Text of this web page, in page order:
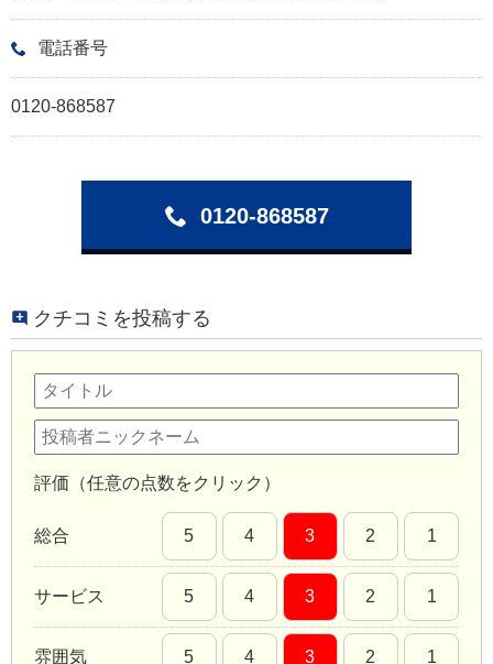
電話番号
0120-868587
0120-868587
クチコミを投稿する
評価（任意の点数をクリック）
総合 5 4 3 2 1
サービス 5 4 3 2 1
雰囲気 5 4 3 2 1